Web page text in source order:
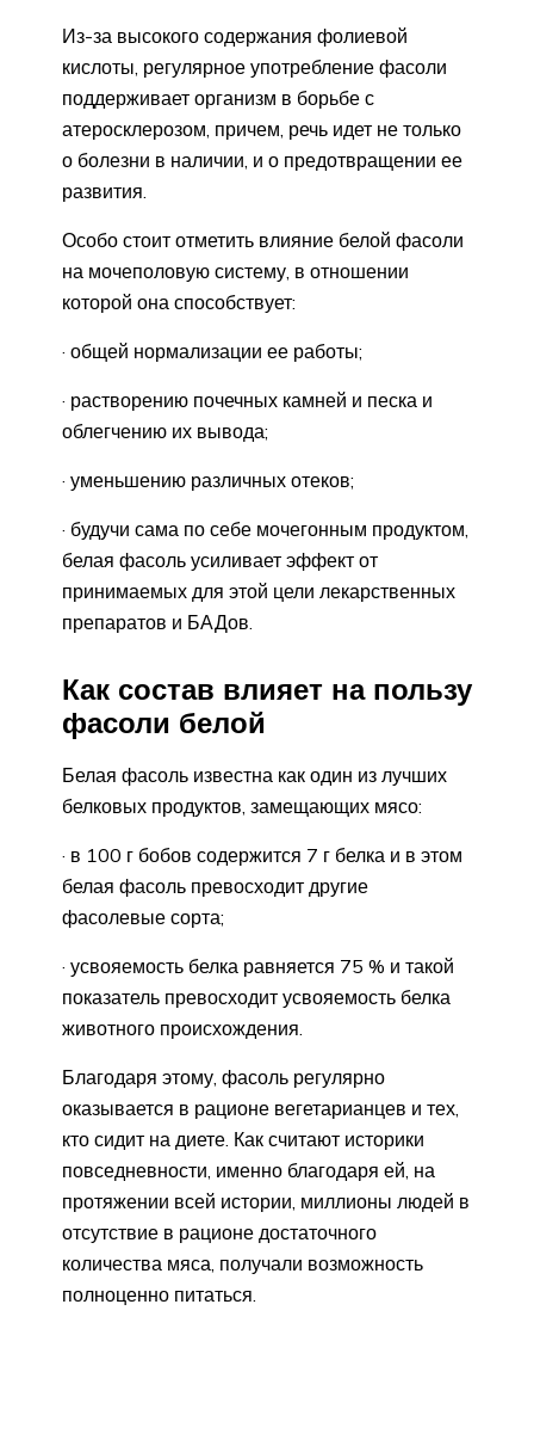
Из-за высокого содержания фолиевой
кислоты, регулярное употребление фасоли
поддерживает организм в борьбе с
атеросклерозом, причем, речь идет не только
о болезни в наличии, и о предотвращении ее
развития.
Особо стоит отметить влияние белой фасоли
на мочеполовую систему, в отношении
которой она способствует:
· общей нормализации ее работы;
· растворению почечных камней и песка и
облегчению их вывода;
· уменьшению различных отеков;
· будучи сама по себе мочегонным продуктом,
белая фасоль усиливает эффект от
принимаемых для этой цели лекарственных
препаратов и БАДов.
Как состав влияет на пользу
фасоли белой
Белая фасоль известна как один из лучших
белковых продуктов, замещающих мясо:
· в 100 г бобов содержится 7 г белка и в этом
белая фасоль превосходит другие
фасолевые сорта;
· усвояемость белка равняется 75 % и такой
показатель превосходит усвояемость белка
животного происхождения.
Благодаря этому, фасоль регулярно
оказывается в рационе вегетарианцев и тех,
кто сидит на диете. Как считают историки
повседневности, именно благодаря ей, на
протяжении всей истории, миллионы людей в
отсутствие в рационе достаточного
количества мяса, получали возможность
полноценно питаться.